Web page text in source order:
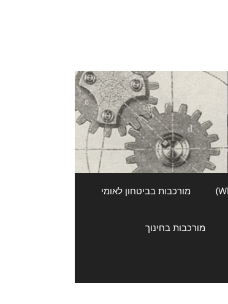
מורכבות בביטחון לאומי
מורכבות בחינוך